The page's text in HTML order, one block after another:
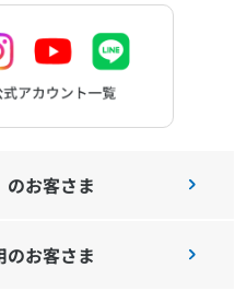
のお客さま
のお客さま